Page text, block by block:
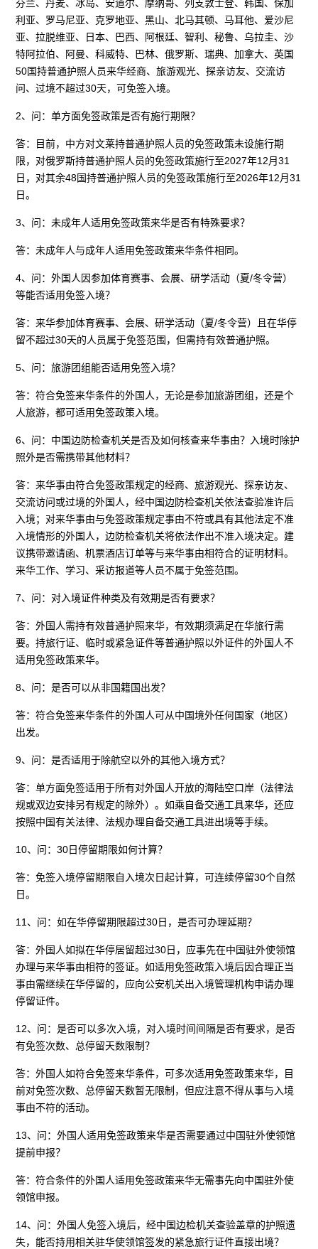
芬兰、丹麦、冰岛、安道尔、摩纳哥、列支敦士登、韩国、保加
利亚、罗马尼亚、克罗地亚、黑山、北马其顿、马耳他、爱沙尼
亚、拉脱维亚、日本、巴西、阿根廷、智利、秘鲁、乌拉圭、沙
特阿拉伯、阿曼、科威特、巴林、俄罗斯、瑞典、加拿大、英国
50国持普通护照人员来华经商、旅游观光、探亲访友、交流访
问、过境不超过30天，可免签入境。
2、问：单方面免签政策是否有施行期限？
答：目前，中方对文莱持普通护照人员的免签政策未设施行期
限，对俄罗斯持普通护照人员的免签政策施行至2027年12月31
日，对其余48国持普通护照人员的免签政策施行至2026年12月31
日。
3、问：未成年人适用免签政策来华是否有特殊要求？
答：未成年人与成年人适用免签政策来华条件相同。
4、问：外国人因参加体育赛事、会展、研学活动（夏/冬令营）
等能否适用免签入境？
答：来华参加体育赛事、会展、研学活动（夏/冬令营）且在华停
留不超过30天的人员属于免签范围，但需持有效普通护照。
5、问：旅游团组能否适用免签入境？
答：符合免签来华条件的外国人，无论是参加旅游团组，还是个
人旅游，都可适用免签政策入境。
6、问：中国边防检查机关是否及如何核查来华事由？入境时除护
照外是否需携带其他材料？
答：来华事由符合免签政策规定的经商、旅游观光、探亲访友、
交流访问或过境的外国人，经中国边防检查机关依法查验准许后
入境；对来华事由与免签政策规定事由不符或具有其他法定不准
入境情形的外国人，边防检查机关将依法作出不准入境决定。建
议携带邀请函、机票酒店订单等与来华事由相符合的证明材料。
来华工作、学习、采访报道等人员不属于免签范围。
7、问：对入境证件种类及有效期是否有要求？
答：外国人需持有效普通护照来华，有效期须满足在华旅行需
要。持旅行证、临时或紧急证件等普通护照以外证件的外国人不
适用免签政策来华。
8、问：是否可以从非国籍国出发？
答：符合免签来华条件的外国人可从中国境外任何国家（地区）
出发。
9、问：是否适用于除航空以外的其他入境方式？
答：单方面免签适用于所有对外国人开放的海陆空口岸（法律法
规或双边安排另有规定的除外）。如乘自备交通工具来华，还应
按照中国有关法律、法规办理自备交通工具进出境等手续。
10、问：30日停留期限如何计算？
答：免签入境停留期限自入境次日起计算，可连续停留30个自然
日。
11、问：如在华停留期限超过30日，是否可办理延期？
答：外国人如拟在华停居留超过30日，应事先在中国驻外使领馆
办理与来华事由相符的签证。如适用免签政策入境后因合理正当
事由需继续在华停留的，应向公安机关出入境管理机构申请办理
停留证件。
12、问：是否可以多次入境，对入境时间间隔是否有要求，是否
有免签次数、总停留天数限制？
答：外国人如符合免签来华条件，可多次适用免签政策来华，目
前对免签次数、总停留天数暂无限制，但应注意不得从事与入境
事由不符的活动。
13、问：外国人适用免签政策来华是否需要通过中国驻外使领馆
提前申报？
答：符合条件的外国人适用免签政策来华无需事先向中国驻外使
领馆申报。
14、问：外国人免签入境后，经中国边检机关查验盖章的护照遗
失，能否持用相关驻华使领馆签发的紧急旅行证件直接出境？